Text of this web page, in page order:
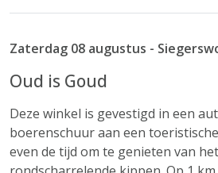
Zaterdag 08 augustus -
Oud is Goud
Deze winkel is gevestigd in een
boerenschuur aan een
even de tijd om te genieten van